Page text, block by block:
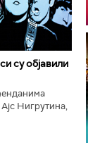
су објавили
Нигрутина,